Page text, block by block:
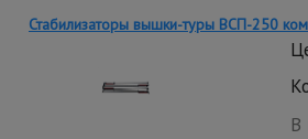
Стабилизаторы вышки-туры ВСП-250
В